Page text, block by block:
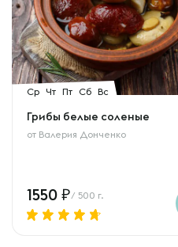
Ср Чт Пт Сб Вс
Грибы белые соленые
от Валерия Донченко
1550 / 500 г.